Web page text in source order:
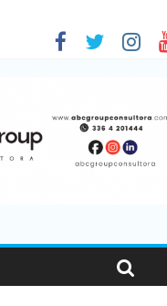
5,9% más que en 2025